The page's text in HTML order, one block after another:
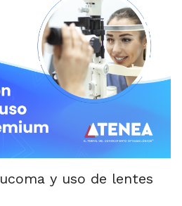
y uso de lentes